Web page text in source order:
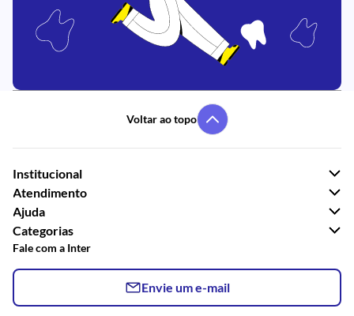
Voltar ao topo
Institucional
Atendimento
Ajuda
Categorias
Fale com a Inter
Envie um e-mail